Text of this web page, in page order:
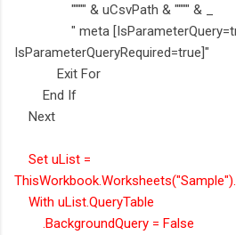
"""" & uCsvPath & """" & _
" meta
IsParameterQueryRequired=true]"
Exit For
End If
Next
Set uList =
With uList.QueryTable
.BackgroundQuery = False